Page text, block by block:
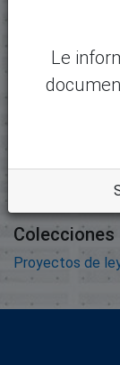
Colecciones
Proyectos de
Le